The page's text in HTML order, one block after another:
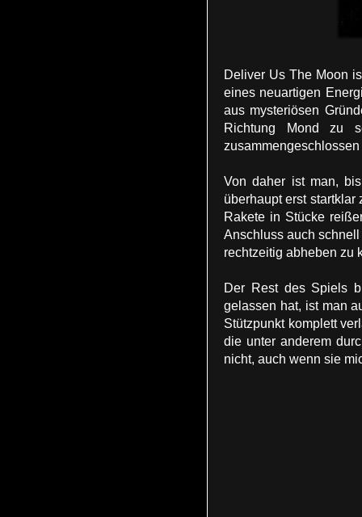
Deliver Us The Moon
eines neuartigen
aus mysteriösen
Richtung Mond zu
Von daher ist man,
überhaupt erst
Rakete in Stücke
Anschluss auch
rechtzeitig abheben zu
Der Rest des Spiels
gelassen hat, ist man
Stützpunkt komplett
die unter anderem
nicht, auch wenn sie